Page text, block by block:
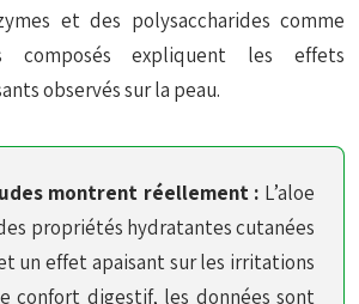
et des polysaccharides comme
composés expliquent les effets
observés sur la peau.
montrent réellement : L’aloe
propriétés hydratantes cutanées
un effet apaisant sur les irritations
confort digestif, les données sont